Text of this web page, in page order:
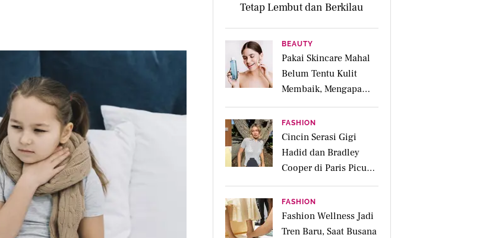
Tetap Lembut dan Berkilau
BEAUTY
Pakai Skincare Mahal
Belum Tentu Kulit
Membaik, Mengapa
Diagnosis Kulit Lebih
Penting?
FASHION
Cincin Serasi Gigi
Hadid dan Bradley
Cooper di Paris Picu
Spekulasi Menikah,
Berapa Harganya?
FASHION
Fashion Wellness Jadi
Tren Baru, Saat Busana